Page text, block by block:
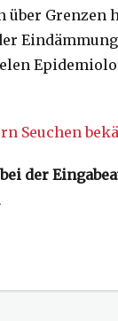
über Grenzen
Seuchen
der